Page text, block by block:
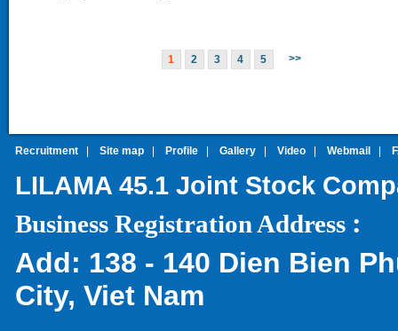
1 2 3 4 5 >>
Recruitment Site map Profile Gallery Video Webmail
LILAMA 45.1 Joint Stock
Business Registration Address :
Add: 138 - 140 Dien Bien
City, Viet Nam